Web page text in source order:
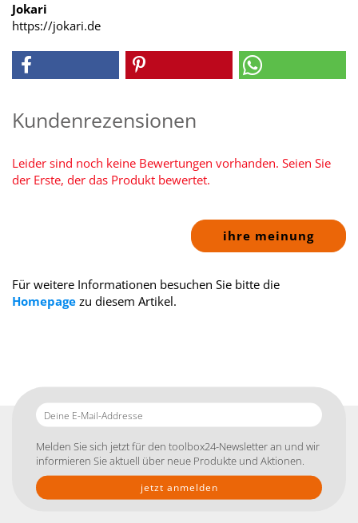
Jokari
https://jokari.de
Kundenrezensionen
Leider sind noch keine Bewertungen vorhanden. Seien Sie
der Erste, der das Produkt bewertet.
ihre meinung
Für weitere Informationen besuchen Sie bitte die
Homepage zu diesem Artikel.
Deine
E-
Addresse
Melden Sie sich jetzt für den toolbox24-Newsletter an und wir
informieren Sie aktuell über neue Produkte und Aktionen.